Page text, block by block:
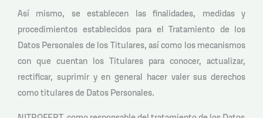
Así mismo, se establecen las finalidades, medidas y
procedimientos establecidos para el Tratamiento de los
Datos Personales de los Titulares, así como los mecanismos
con que cuentan los Titulares para conocer, actualizar,
rectificar, suprimir y en general hacer valer sus derechos
como titulares de Datos Personales.